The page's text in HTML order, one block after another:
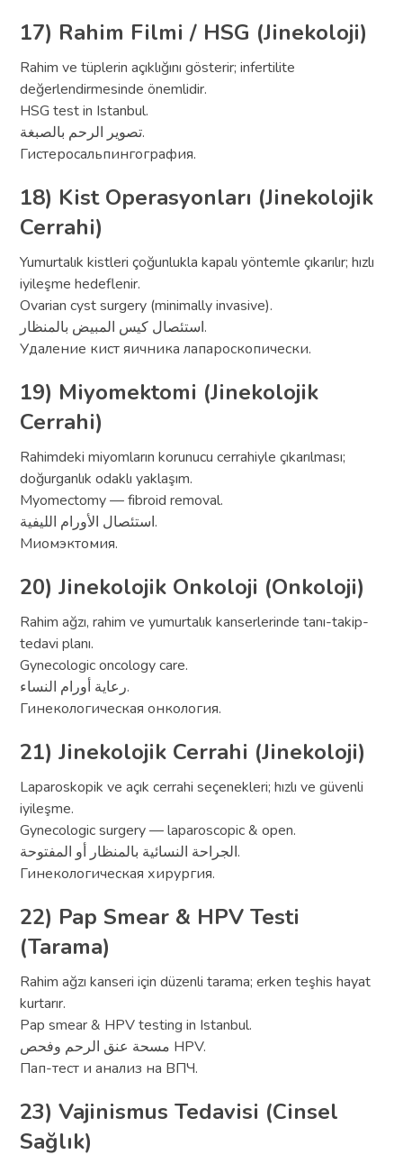
17) Rahim Filmi / HSG (Jinekoloji)
Rahim ve tüplerin açıklığını gösterir; infertilite
değerlendirmesinde önemlidir.
HSG test in Istanbul.
تصوير الرحم بالصبغة.
Гистеросальпингография.
18) Kist Operasyonları (Jinekolojik
Cerrahi)
Yumurtalık kistleri çoğunlukla kapalı yöntemle çıkarılır; hızlı
iyileşme hedeflenir.
Ovarian cyst surgery (minimally invasive).
استئصال كيس المبيض بالمنظار.
Удаление кист яичника лапароскопически.
19) Miyomektomi (Jinekolojik
Cerrahi)
Rahimdeki miyomların korunucu cerrahiyle çıkarılması;
doğurganlık odaklı yaklaşım.
Myomectomy — fibroid removal.
استئصال الأورام الليفية.
Миомэктомия.
20) Jinekolojik Onkoloji (Onkoloji)
Rahim ağzı, rahim ve yumurtalık kanserlerinde tanı-takip-
tedavi planı.
Gynecologic oncology care.
رعاية أورام النساء.
Гинекологическая онкология.
21) Jinekolojik Cerrahi (Jinekoloji)
Laparoskopik ve açık cerrahi seçenekleri; hızlı ve güvenli
iyileşme.
Gynecologic surgery — laparoscopic & open.
الجراحة النسائية بالمنظار أو المفتوحة.
Гинекологическая хирургия.
22) Pap Smear & HPV Testi
(Tarama)
Rahim ağzı kanseri için düzenli tarama; erken teşhis hayat
kurtarır.
Pap smear & HPV testing in Istanbul.
مسحة عنق الرحم وفحص HPV.
Пап-тест и анализ на ВПЧ.
23) Vajinismus Tedavisi (Cinsel
Sağlık)